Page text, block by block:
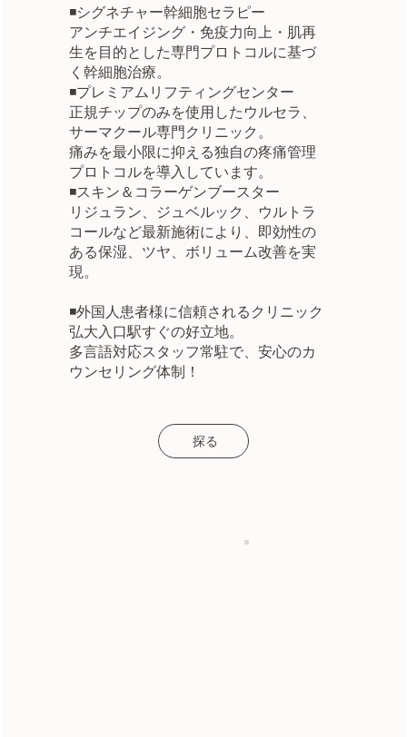
◾️シグネチャー幹細胞セラピー
アンチエイジング・免疫力向上・肌再
生を目的とした専門プロトコルに基づ
く幹細胞治療。
◾️プレミアムリフティングセンター
正規チップのみを使用したウルセラ、
サーマクール専門クリニック。
痛みを最小限に抑える独自の疼痛管理
プロトコルを導入しています。
◾️スキン＆コラーゲンブースター
リジュラン、ジュベルック、ウルトラ
コールなど最新施術により、即効性の
ある保湿、ツヤ、ボリューム改善を実
現。
◾️外国人患者様に信頼されるクリニック
弘大入口駅すぐの好立地。
多言語対応スタッフ常駐で、安心のカ
ウンセリング体制！
探る